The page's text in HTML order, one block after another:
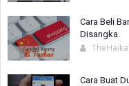
Cara Beli
Disangka.
TheHaikal
Cara Buat